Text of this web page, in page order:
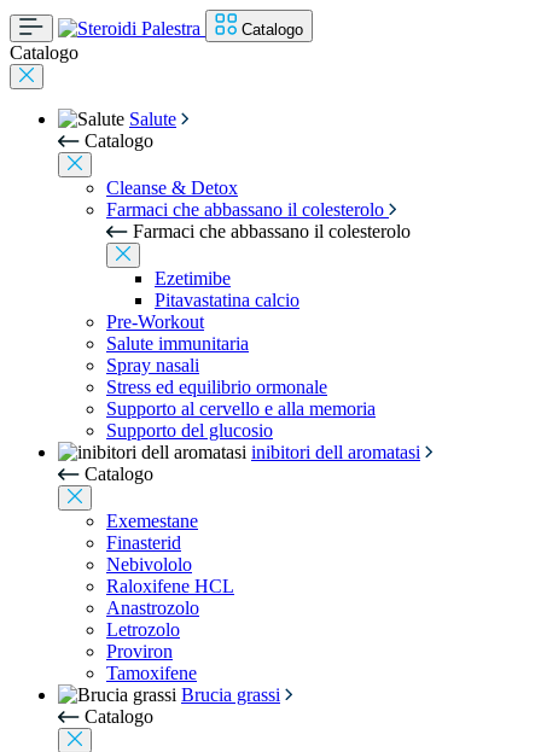
Catalogo
Catalogo
Salute
Catalogo
Cleanse & Detox
Farmaci che abbassano il colesterolo
Farmaci che abbassano il colesterolo
Ezetimibe
Pitavastatina calcio
Pre-Workout
Salute immunitaria
Spray nasali
Stress ed equilibrio ormonale
Supporto al cervello e alla memoria
Supporto del glucosio
inibitori dell aromatasi
Catalogo
Exemestane
Finasterid
Nebivololo
Raloxifene HCL
Anastrozolo
Letrozolo
Proviron
Tamoxifene
Brucia grassi
Catalogo